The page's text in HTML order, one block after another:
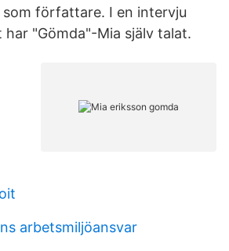
författare. I en intervju
"Gömda"-Mia själv talat.
arbetsmiljöansvar